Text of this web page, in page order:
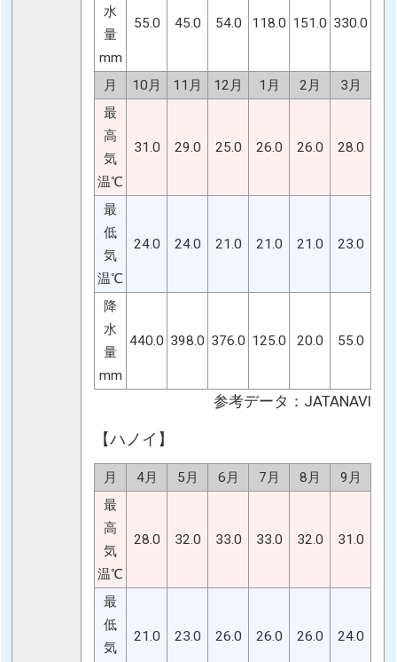
水
量
mm
55.0 45.0 54.0 118.0 151.0 330.0
月 10月 11月 12月 1月 2月
3月
最
高
気
温℃
31.0 29.0 25.0 26.0 26.0 28.0
最
低
気
温℃
24.0 24.0 21.0 21.0 21.0 23.0
降
水
量
mm
440.0 398.0 376.0 125.0 20.0 55.0
参考データ：JATANAVI
【ハノイ】
月 4月 5月 6月 7月 8月
9月
最
高
気
温℃
28.0 32.0 33.0 33.0 32.0 31.0
最
低
気
21.0 23.0 26.0 26.0 26.0 24.0